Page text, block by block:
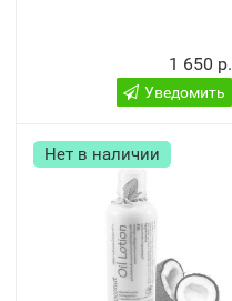
1 650 р.
Уведомить
Нет в наличии